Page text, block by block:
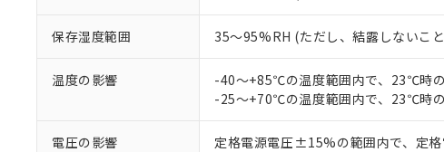
保存湿度範囲 35～95%RH (ただし、結露しないこ
温度の影響
-40～+85℃の温度範囲内で、23℃時
-25～+70℃の温度範囲内で、23℃時
電圧の影響 定格電源電圧±15%の範囲内で、定
ている必要があり
お客様が当ウェブ
が、当社の製品・
さい。
※当社の共同利用
いる法人を指しま
※3 非含有証明書ダウ
下記の非含有証明書をダ
EU RoHS指令（10物質
51物質の非含有証明書
味します。
「－」：未確認です。当
空
受注生産機種